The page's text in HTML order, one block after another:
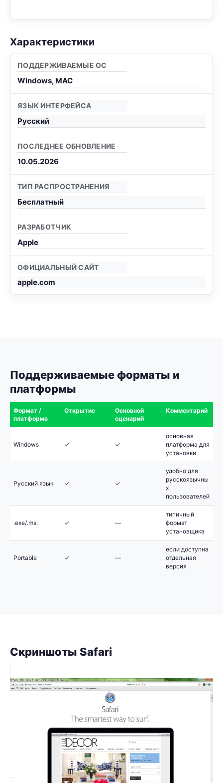
Характеристики
ПОДДЕРЖИВАЕМЫЕ ОС
Windows, MAC
ЯЗЫК ИНТЕРФЕЙСА
Русский
ПОСЛЕДНЕЕ ОБНОВЛЕНИЕ
10.05.2026
ТИП РАСПРОСТРАНЕНИЯ
Бесплатный
РАЗРАБОТЧИК
Apple
ОФИЦИАЛЬНЫЙ САЙТ
apple.com
Поддерживаемые форматы и
платформы
Формат /
платформа
Открытие
Основной
сценарий
Комментарий
Windows ✓ ✓
основная
платформа для
установки
Русский язык ✓ ✓
удобно для
русскоязычны
х
пользователей
.exe/.msi ✓ —
типичный
формат
установщика
Portable ✓ —
если доступна
отдельная
версия
Скриншоты Safari